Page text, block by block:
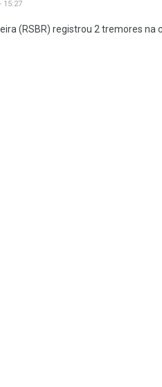
15:27
(RSBR) registrou 2 tremores na